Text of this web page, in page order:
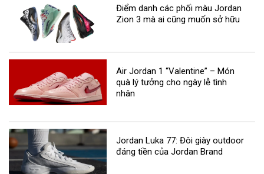
Điểm danh các phối màu Jordan
Zion 3 mà ai cũng muốn sở hữu
Air Jordan 1 “Valentine” – Món
quà lý tưởng cho ngày lễ tình
nhân
Jordan Luka 77: Đôi giày outdoor
đáng tiền của Jordan Brand